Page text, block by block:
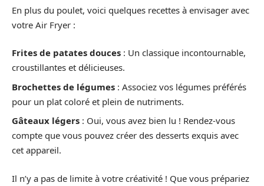
En plus du poulet, voici quelques recettes à envisager avec
votre Air Fryer :
Frites de patates douces : Un classique incontournable,
croustillantes et délicieuses.
Brochettes de légumes : Associez vos légumes préférés
pour un plat coloré et plein de nutriments.
Gâteaux légers : Oui, vous avez bien lu ! Rendez-vous
compte que vous pouvez créer des desserts exquis avec
cet appareil.
Il n’y a pas de limite à votre créativité ! Que vous prépariez